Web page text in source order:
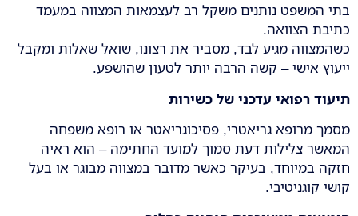
בתי המשפט נותנים משקל רב לעצמאות המצווה במעמד
כתיבת הצוואה.
כשהמצווה מגיע לבד, מסביר את רצונו, שואל שאלות ומקבל
ייעוץ אישי – קשה הרבה יותר לטעון שהושפע.
תיעוד רפואי עדכני של כשירות
מסמך מרופא גריאטרי, פסיכוגריאטר או רופא משפחה
המאשר צלילות דעת סמוך למועד החתימה – הוא ראיה
חזקה במיוחד, בעיקר כאשר מדובר במצווה מבוגר או בעל
קושי קוגניטיבי.